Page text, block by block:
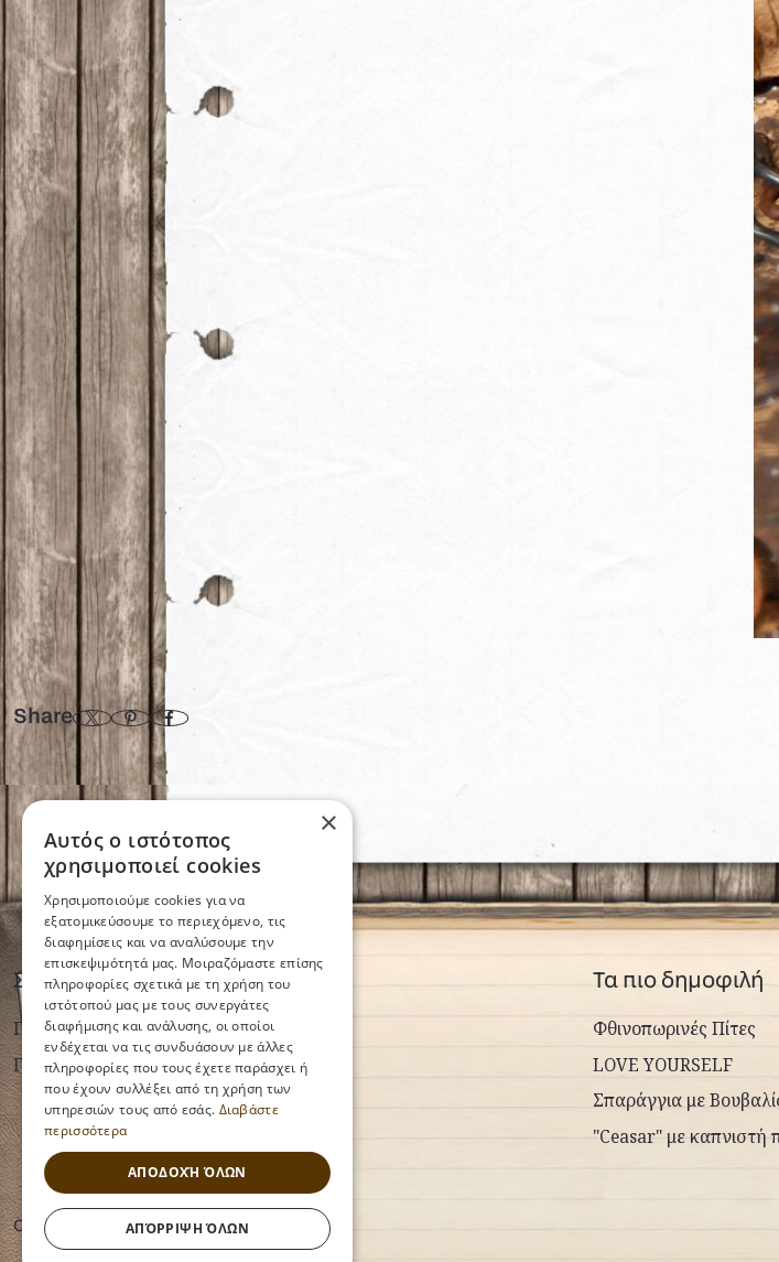
Share
Συνταγές
Γενικά
Γλυκίσματα
Τα πιο δημοφιλή
Φθινοπωρινές Πίτες
LOVE YOURSELF
Σπαράγγια με
"Ceasar" με καπνιστή
Copyright © Majeriko 2026
×
Αυτός ο ιστότοπος
χρησιμοποιεί cookies
Χρησιμοποιούμε cookies για να
εξατομικεύσουμε το περιεχόμενο, τις
διαφημίσεις και να αναλύσουμε την
επισκεψιμότητά μας. Μοιραζόμαστε επίσης
πληροφορίες σχετικά με τη χρήση του
ιστότοπού μας με τους συνεργάτες
διαφήμισης και ανάλυσης, οι οποίοι
ενδέχεται να τις συνδυάσουν με άλλες
πληροφορίες που τους έχετε παράσχει ή
που έχουν συλλέξει από τη χρήση των
υπηρεσιών τους από εσάς. Διαβάστε
περισσότερα
ΑΠΟΔΟΧΉ ΌΛΩΝ
ΑΠΌΡΡΙΨΗ ΌΛΩΝ